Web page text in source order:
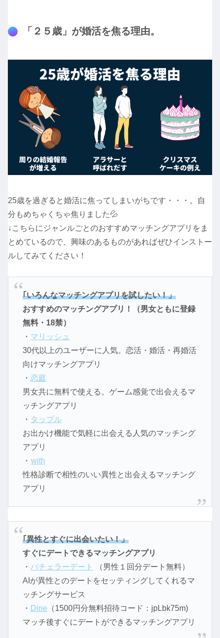
「２５歳」が婚活を焦る理由。
25歳を過ぎると婚活に焦ってしまいがちです・・・。自
分もめちゃくちゃ焦りました💦
↓こちらにジャンルごとのおすすめマッチングアプリをま
とめているので、興味のあるものがあればぜひインストー
ルしてみてください！
｢いろんなマッチングアプリを試したい！」
おすすめのマッチングアプリ！（男女ともに登録
無料・18禁）
・ マリッシュ
30代以上のユーザーに人気。恋活・婚活・再婚活
向けマッチングアプリ
・ 恋庭
男女共に無料で使える。ゲーム感覚で出会えるマ
ッチングアプリ
・ タップル
お出かけ機能で気軽に出会える人気のマッチング
アプリ
・ with
性格診断で相性のいい異性と出会えるマッチング
アプリ
｢異性とすぐに出会いたい！」
すぐにデートできるマッチングアプリ
・ バチェラーデート
（男性１回分デート無料）
AIが異性とのデートをセッティングしてくれるマ
ッチングサービス
・ Dine （1500円分無料招待コード：jpLbk75m)
マッチ後すぐにデートができるマッチングアプリ